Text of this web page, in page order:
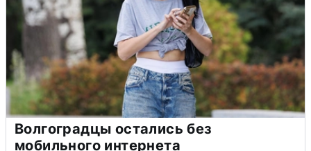
Волгоградцы остались без
мобильного интернета